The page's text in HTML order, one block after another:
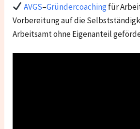
AVGS–Gründercoachingfür
Vorbereitung auf die
Arbeitsamt ohne Eigenanteil